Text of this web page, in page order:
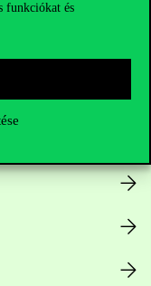
funkciókat és